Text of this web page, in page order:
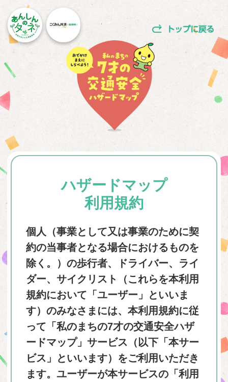
ハザードマップ
利用規約
個人（事業として又は事業のために契
約の当事者となる場合におけるものを
除く。）の歩行者、ドライバー、ライ
ダー、サイクリスト（これらを本利用
規約において「ユーザー」といいま
す）のみなさまには、本利用規約に従
って「私のまちの7才の交通安全ハザ
ードマップ」サービス（以下「本サー
ビス」といいます）をご利用いただき
ます。ユーザーが本サービスの「利用